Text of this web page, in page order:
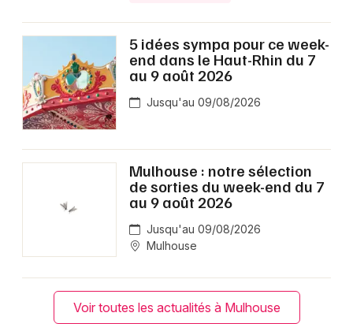
5 idées sympa pour ce week-
end dans le Haut-Rhin du 7
au 9 août 2026
Jusqu'au 09/08/2026
Mulhouse : notre sélection
de sorties du week-end du 7
au 9 août 2026
Jusqu'au 09/08/2026
Mulhouse
Voir toutes les actualités à Mulhouse